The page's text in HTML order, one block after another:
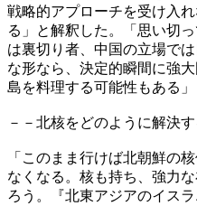
戦略的アプローチを受け入
る」と解釈した。「思い切
は裏切り者、中国の立場で
な形なら、決定的瞬間に強
島を料理する可能性もある」
－－北核をどのように解決
「このまま行けば北朝鮮の
なくなる。核も持ち、強力
ろう。『北東アジアのイス